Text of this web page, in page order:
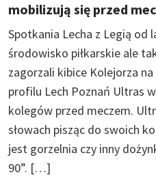
mobilizują się przed
Spotkania Lecha z Legią od
środowisko piłkarskie ale
zagorzali kibice Kolejorza
profilu Lech Poznań Ultras
kolegów przed meczem.
słowach pisząc do swoich
jest gorzelnia czy inny
90”. […]